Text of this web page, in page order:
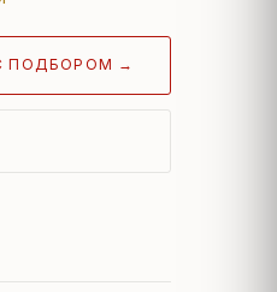
ПОДБОРОМ →